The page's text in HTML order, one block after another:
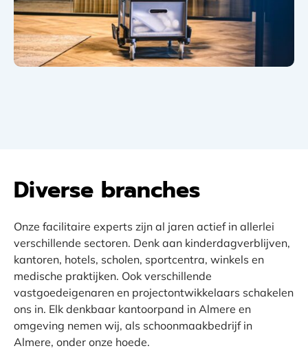
Diverse branches
Onze facilitaire experts zijn al jaren actief in allerlei
verschillende sectoren. Denk aan kinderdagverblijven,
kantoren, hotels, scholen, sportcentra, winkels en
medische praktijken. Ook verschillende
vastgoedeigenaren en projectontwikkelaars schakelen
ons in. Elk denkbaar kantoorpand in Almere en
omgeving nemen wij, als schoonmaakbedrijf in
Almere, onder onze hoede.